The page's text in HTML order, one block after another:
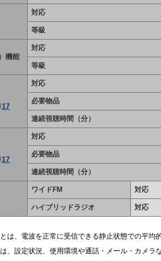
対応
等級
機能
対応
等級
17
対応
必要物品
連続視聴時間（分）
17
対応
必要物品
連続視聴時間（分）
ワイドFM 対応
ハイブリッドラジオ 対応
は、電波を正常に受信できる静止状態での平均
、設定状況、使用環境や通話・メール・カメラ